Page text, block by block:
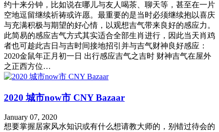
约十来分钟，比如说在哪儿与友人喝茶、聊天等，甚至在一片
空地逗留继续祈祷或许愿。最重要的是当时必须继续抱以喜庆
与充满积极与期望的好心情，以观想吉气带来良好的感应力。
此简易的感应吉气方式其实适合全部生肖进行，因此当天肖鸡
者也可趁此吉日与吉时间接地招引并与吉气财神良好感应：
2020金鼠年正月初一日 出行感应吉气之吉时 财神吉气在屋外
之正西方位…
2020 城市now市 CNY Bazaar
January 07, 2020
想要掌握居家风水知识或有什么想请教大师的，别错过待会的